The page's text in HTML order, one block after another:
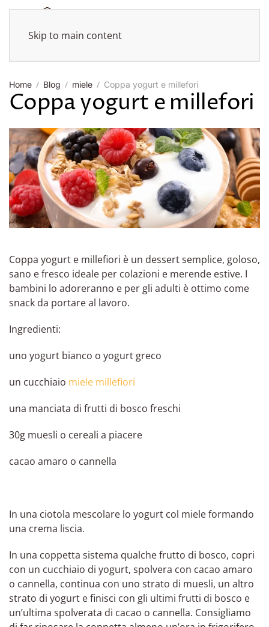
Skip to main content
Home Blog miele Coppa yogurt e millefori
Coppa yogurt e millefori
Coppa yogurt e millefiori è un dessert semplice, goloso,
sano e fresco ideale per colazioni e merende estive. I
bambini lo adoreranno e per gli adulti è ottimo come
snack da portare al lavoro.
Ingredienti:
uno yogurt bianco o yogurt greco
un cucchiaio miele millefiori
una manciata di frutti di bosco freschi
30g muesli o cereali a piacere
cacao amaro o cannella
In una ciotola mescolare lo yogurt col miele formando
una crema liscia.
In una coppetta sistema qualche frutto di bosco, copri
con un cucchiaio di yogurt, spolvera con cacao amaro
o cannella, continua con uno strato di muesli, un altro
strato di yogurt e finisci con gli ultimi frutti di bosco e
un’ultima spolverata di cacao o cannella. Consigliamo